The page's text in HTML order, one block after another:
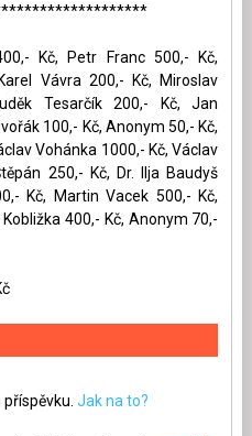
Kč, Petr Franc 500,- Kč,
Vávra 200,- Kč, Miroslav
Tesarčík 200,- Kč, Jan
100,- Kč, Anonym 50,- Kč,
Vohánka 1000,- Kč, Václav
250,- Kč, Dr. Ilja Baudyš
Kč, Martin Vacek 500,- Kč,
400,- Kč, Anonym 70,-
Jak na to?